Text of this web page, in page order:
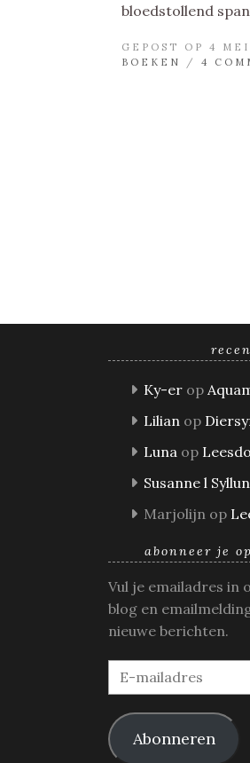
bloedstollend
GEPOST OP 4
BOEKEN
/ 4
Ky-er op
Lilian op
Luna op
Susanne l
Marjolijn op
abonneer je
Vul je emailadres in
blog en
nieuwe berichten.
E-
mailadres
Abonneren